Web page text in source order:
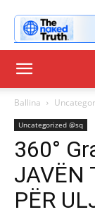
Ballina
Uncategorized @sq
360°
JAVËN
PËR